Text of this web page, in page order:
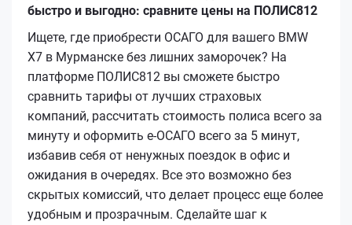
быстро и выгодно: сравните цены на ПОЛИС812
Ищете, где приобрести ОСАГО для вашего BMW
X7 в Мурманске без лишних заморочек? На
платформе ПОЛИС812 вы сможете быстро
сравнить тарифы от лучших страховых
компаний, рассчитать стоимость полиса всего за
минуту и оформить е-ОСАГО всего за 5 минут,
избавив себя от ненужных поездок в офис и
ожидания в очередях. Все это возможно без
скрытых комиссий, что делает процесс еще более
удобным и прозрачным. Сделайте шаг к